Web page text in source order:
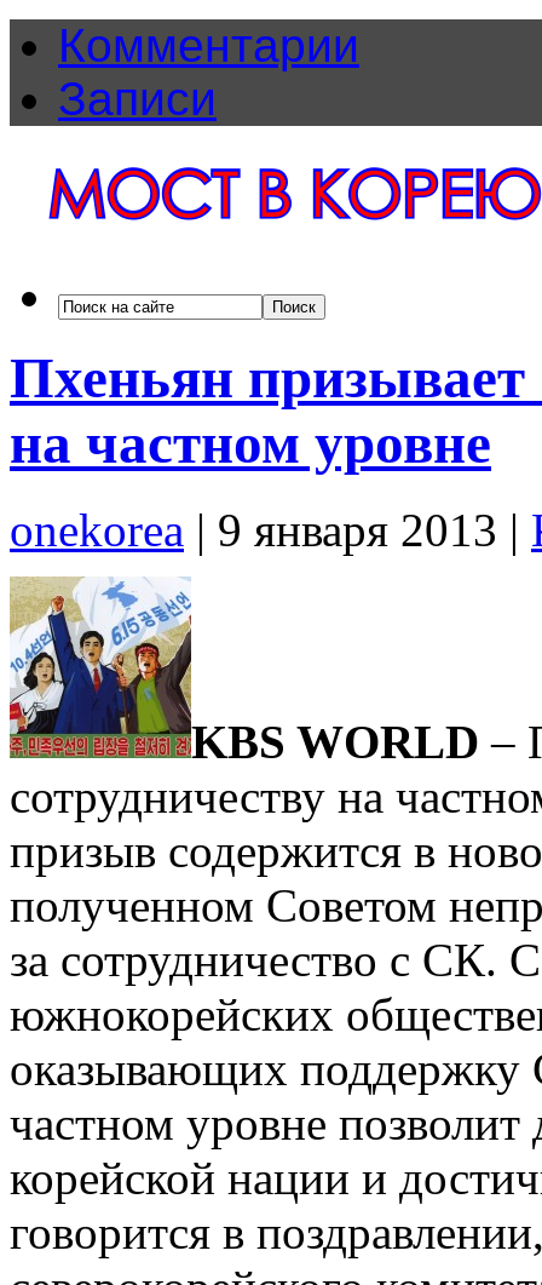
Комментарии
Записи
Пхеньян призывает
на частном уровне
onekorea | 9 января 2013 |
KBS WORLD –
сотрудничеству на
призыв содержится в
полученном Советом
за сотрудничество с СК.
южнокорейских
оказывающих поддержку
частном уровне позволит
корейской нации и
говорится в